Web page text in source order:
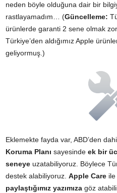
neden böyle olduğuna dair bir
rastlayamadım… (Güncelleme:
ürünlerde garanti 2 sene olmak
Türkiye’den aldığımız Apple
geliyormuş.)
Eklemekte fayda var, ABD’den
Koruma Planı sayesinde ek bir
seneye uzatabiliyoruz. Böylece
destek alabiliyoruz. Apple Care
paylaştığımız yazımıza göz